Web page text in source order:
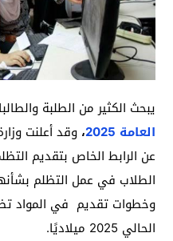
يبحث الكثير من الطلبة
العامة 2025
، وقد أعلنت
عن الرابط الخاص بتقديم
الطلاب في عمل التظلم
وخطوات تقديم في المواد
الحالي 2025 ميلاديًا.